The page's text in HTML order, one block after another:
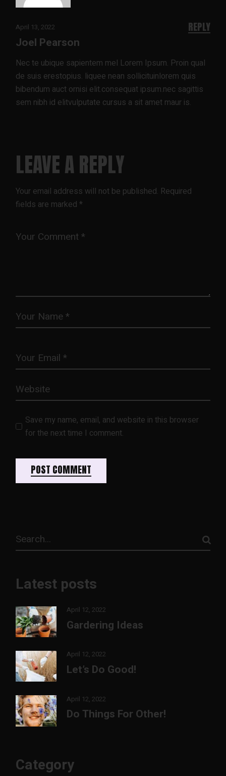
April 13, 2022
Joel Pearson
Nec te ubique sapientem mel Lorem Ipsum. Proin qual
de suis erestopius. liquee nean sollicituinlorem quis
bibendum auct ornisi elit.consequat ipsum.nec sagittis
sem nibh id elitvulputate cursus a sit amet maur is.
REPLY
LEAVE A REPLY
Your email address will not be published. Required
fields are marked*
Save my name, email, and website in this browser
for the next time I comment.
POST COMMENT
Latest posts
April 12, 2022
Gardering Ideas
April 12, 2022
Let’s Do Good!
April 12, 2022
Do Things For Other!
Category